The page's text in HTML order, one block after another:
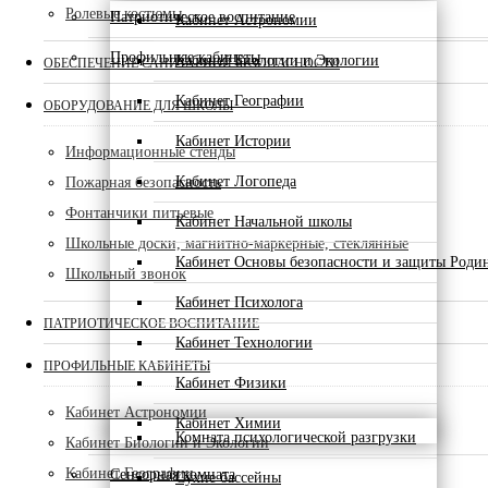
Патриотическое воспитание
Профильные кабинеты
Кабинет Астрономии
Кабинет Биологии и Экологии
Кабинет Географии
Кабинет Истории
Кабинет Логопеда
Кабинет Начальной школы
Кабинет Основы безопасности и защиты
Кабинет Психолога
Кабинет Технологии
Кабинет Физики
Кабинет Химии
Сенсорная комната
Комната психологической разгрузки
Сухие бассейны
Ролевые костюмы
ОБЕСПЕЧЕНИЕ САНИТАРНОЙ БЕЗОПАСНОСТИ
ОБОРУДОВАНИЕ ДЛЯ ШКОЛЫ
Информационные стенды
Пожарная безопасность
Фонтанчики питьевые
Школьные доски, магнитно-маркерные, стеклянные
Школьный звонок
ПАТРИОТИЧЕСКОЕ ВОСПИТАНИЕ
ПРОФИЛЬНЫЕ КАБИНЕТЫ
Кабинет Астрономии
Кабинет Биологии и Экологии
Кабинет Географии